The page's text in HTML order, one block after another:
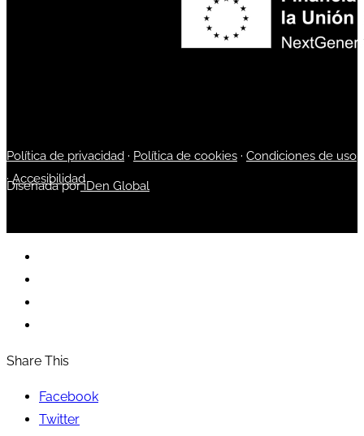
Política de privacidad · Política de cookies · Condiciones de uso
·Accesibilidad
Diseñada poriDen Global
Share This
Facebook
Twitter